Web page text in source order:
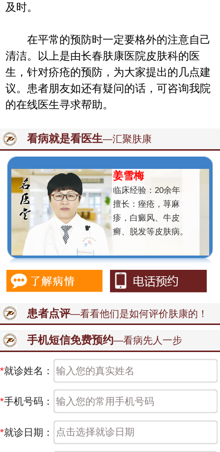
及时。
在平常的预防时一定要格外的注意自己
清洁。以上是由长春肤康医院皮肤科的医
生，针对疥疮的预防，为大家提出的几点建
议。患者朋友如还有疑问的话，可咨询我院
的在线医生寻求帮助。
看病就是看医生—汇聚肤康
姜雪梅
临床经验：20余年
擅长：痤疮，荨麻
疹，白癜风、牛皮
癣、脱发等皮肤病。
患者点评—看看他们是如何评价肤康的！
手机短信免费预约—看病先人一步
*就诊姓名：
*手机号码：
*就诊日期：